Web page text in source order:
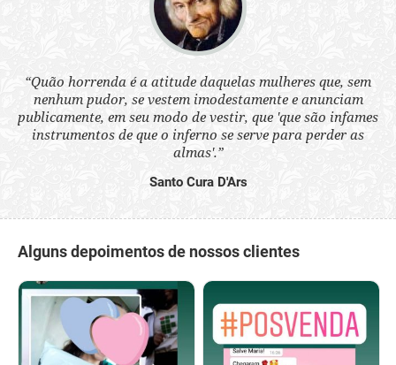
“Quão horrenda é a atitude daquelas mulheres que, sem
nenhum pudor, se vestem imodestamente e anunciam
publicamente, em seu modo de vestir, que 'que são infames
instrumentos de que o inferno se serve para perder as
almas'.”
Santo Cura D'Ars
Alguns depoimentos de nossos clientes